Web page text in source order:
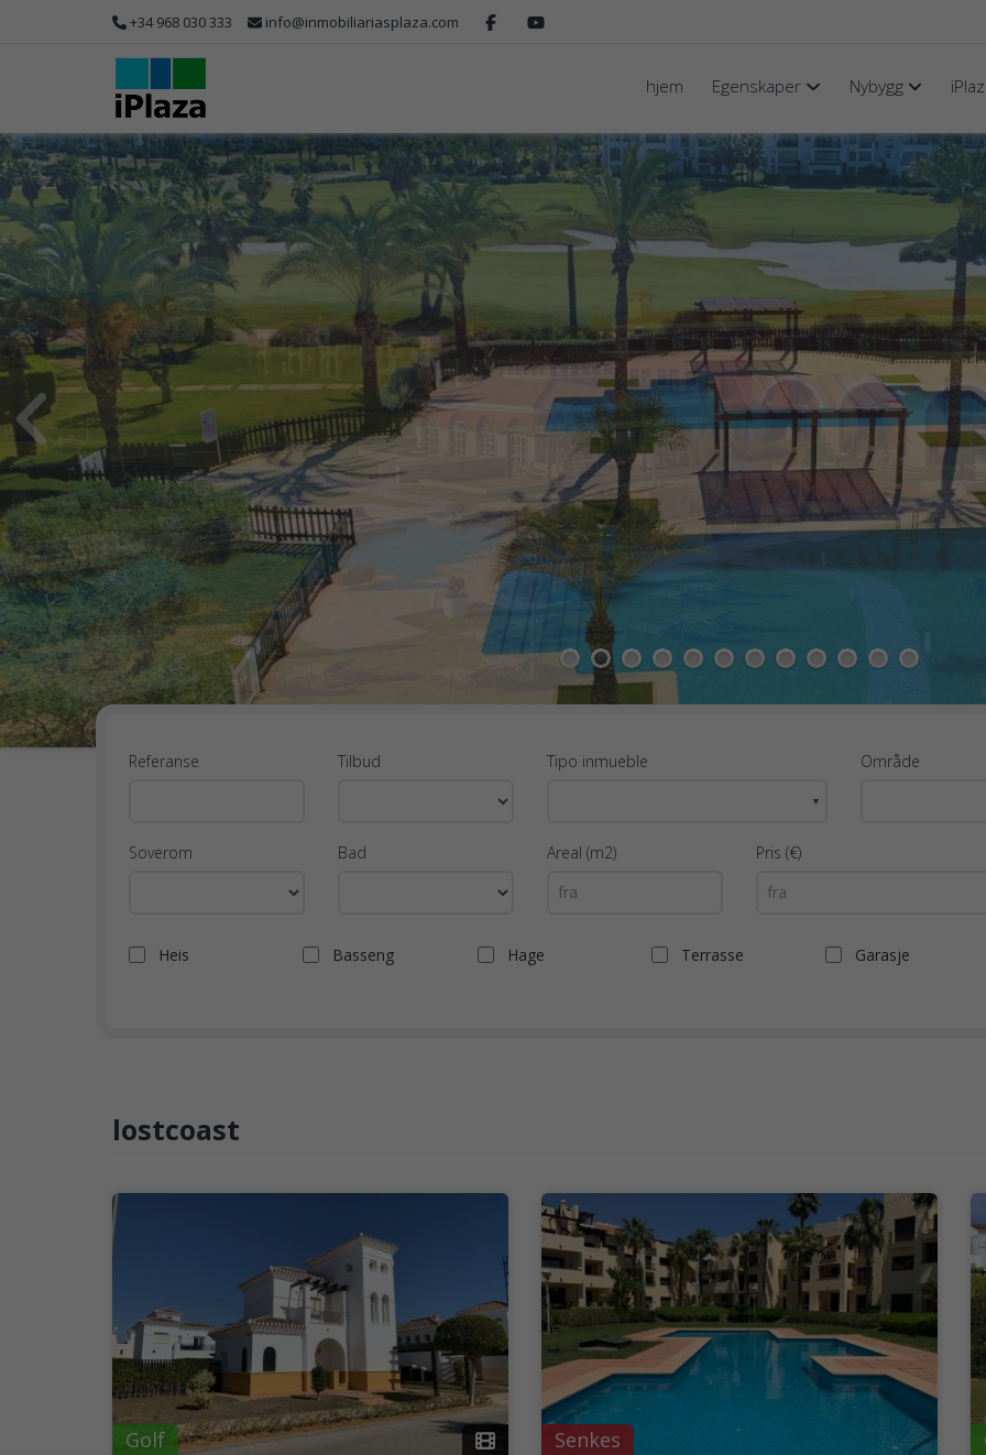
+34 968 030 333 info@inmobiliariasplaza.com
hjem Egenskaper Nybygg
1 3 4 5 6 7 8 9 10 11 12
Referanse Tilbud Tipo inmueble
▼
Område
Soverom Bad Areal (m2) Pris (€)
Heis Basseng Hage Terrasse Garasje
lostcoast
Golf
Senkes